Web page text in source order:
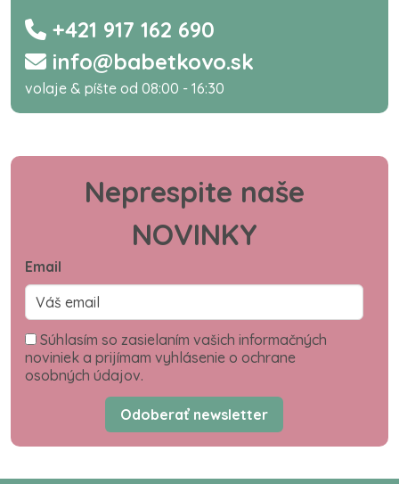
+421 917 162 690
info@babetkovo.sk
volaje & píšte od 08:00 - 16:30
Neprespite naše
NOVINKY
Email
Súhlasím so zasielaním vašich informačných
noviniek a prijímam vyhlásenie o ochrane
osobných údajov.
Odoberať newsletter